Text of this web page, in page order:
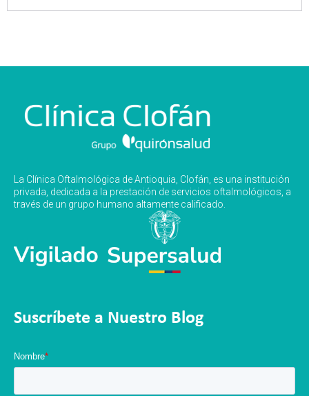
La Clínica Oftalmológica de Antioquia, Clofán, es una institución
privada, dedicada a la prestación de servicios oftalmológicos, a
través de un grupo humano altamente calificado.
Suscríbete a Nuestro Blog
Nombre*